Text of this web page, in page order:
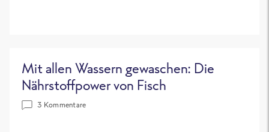
Mit allen Wassern gewaschen: Die
Nährstoffpower von Fisch
3 Kommentare